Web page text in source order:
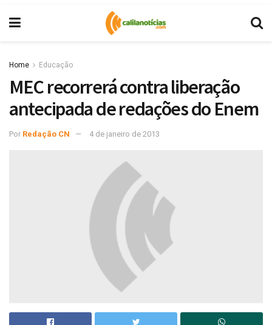
Home Educação
MEC recorrerá contra liberação
antecipada de redações do Enem
Por Redação CN 4 de janeiro de 2013